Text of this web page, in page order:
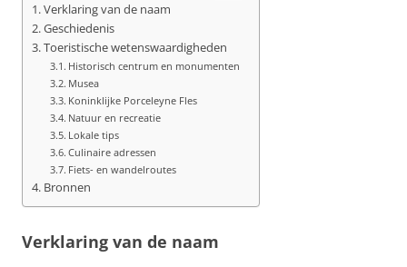
Verklaring van de naam
Geschiedenis
Toeristische wetenswaardigheden
Historisch centrum en monumenten
Musea
Koninklijke Porceleyne Fles
Natuur en recreatie
Lokale tips
Culinaire adressen
Fiets- en wandelroutes
Bronnen
Verklaring van de naam